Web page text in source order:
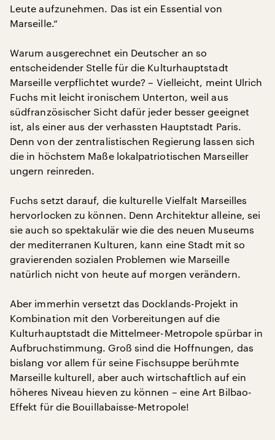
Leute aufzunehmen. Das ist ein Essential von
Marseille.“
Warum ausgerechnet ein Deutscher an so
entscheidender Stelle für die Kulturhauptstadt
Marseille verpflichtet wurde? – Vielleicht, meint Ulrich
Fuchs mit leicht ironischem Unterton, weil aus
südfranzösischer Sicht dafür jeder besser geeignet
ist, als einer aus der verhassten Hauptstadt Paris.
Denn von der zentralistischen Regierung lassen sich
die in höchstem Maße lokalpatriotischen Marseiller
ungern reinreden.
Fuchs setzt darauf, die kulturelle Vielfalt Marseilles
hervorlocken zu können. Denn Architektur alleine, sei
sie auch so spektakulär wie die des neuen Museums
der mediterranen Kulturen, kann eine Stadt mit so
gravierenden sozialen Problemen wie Marseille
natürlich nicht von heute auf morgen verändern.
Aber immerhin versetzt das Docklands-Projekt in
Kombination mit den Vorbereitungen auf die
Kulturhauptstadt die Mittelmeer-Metropole spürbar in
Aufbruchstimmung. Groß sind die Hoffnungen, das
bislang vor allem für seine Fischsuppe berühmte
Marseille kulturell, aber auch wirtschaftlich auf ein
höheres Niveau hieven zu können – eine Art Bilbao-
Effekt für die Bouillabaisse-Metropole!